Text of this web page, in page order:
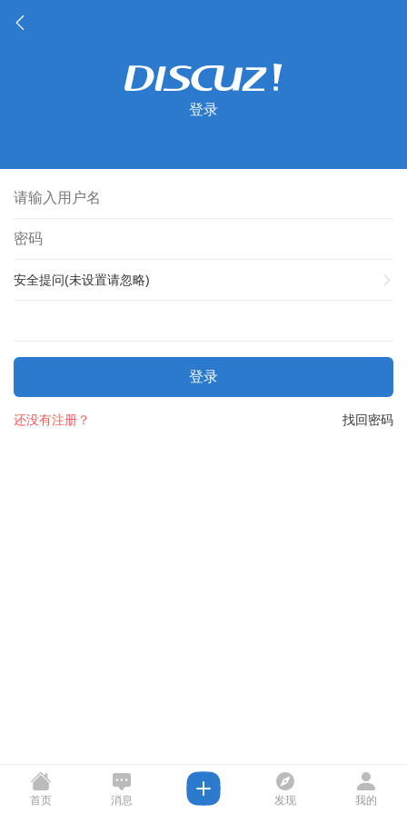
登录
安全提问(未设置请忽略)
登录
找回密码
还没有注册？
首页 消息 发现 我的